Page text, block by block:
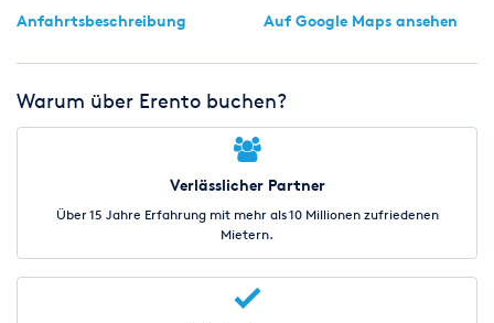
Anfahrtsbeschreibung Auf Google Maps ansehen
Warum über Erento buchen?
Verlässlicher Partner
Über 15 Jahre Erfahrung mit mehr als 10 Millionen zufriedenen
Mietern.